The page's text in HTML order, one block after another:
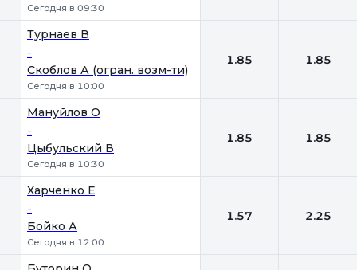
Сегодня в 09:30
Турнаев В
-
Скоблов А (огран. возм-ти)
Сегодня в 10:00
1.85 1.85
Мануйлов О
-
Цыбульский В
Сегодня в 10:30
1.85 1.85
Харченко Е
-
Бойко А
Сегодня в 12:00
1.57 2.25